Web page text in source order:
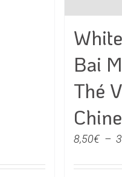
Bai
Thé
8,50€ –